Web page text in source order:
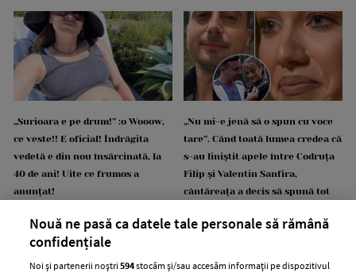
„Surioara e pe drum!” :o Wooow,
ce veste!! E oficial! Îndrăgita
vedetă e din nou însărcinată, la
40 de ani! Uite ce frumos a
anunțat!
„Nu mi-e jenă să o spun cu voce
tare”. Când toată lumea credea că
s-au liniștit apele între Codruța
Filip și Valentin Sanfira,
cântăreața a decis să spună tot
eșuat
Nouă ne pasă ca datele tale personale să rămână
confidențiale
Noi și partenerii noștri594stocăm și/sau accesăm informații pe dispozitivul